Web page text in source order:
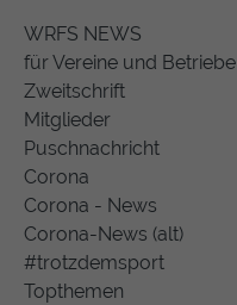
WRFS NEWS
für Vereine und Betriebe
Zweitschrift
Mitglieder
Puschnachricht
Corona
Corona - News
Corona-News (alt)
#trotzdemsport
Topthemen